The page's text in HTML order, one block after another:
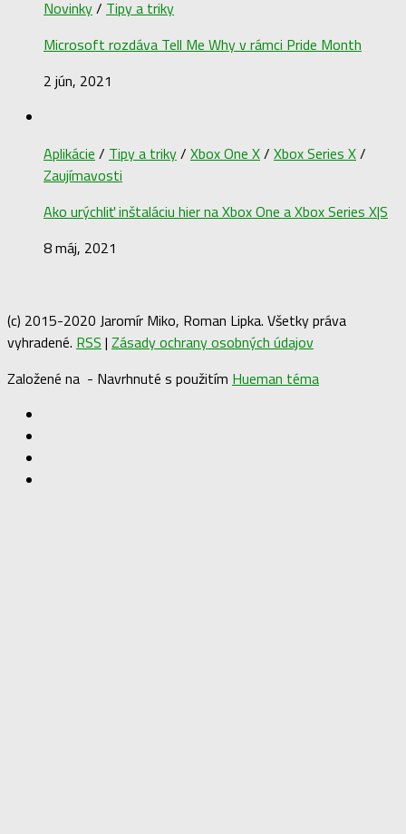
Novinky/ Tipy a triky
Microsoft rozdáva Tell Me Why v rámci Pride Month
2 jún, 2021
Aplikácie / Tipy a triky/ Xbox One X/ Xbox Series X/
Zaujímavosti
Ako urýchliť inštaláciu hier na Xbox One a Xbox Series X|S
8 máj, 2021
(c) 2015-2020 Jaromír Miko, Roman Lipka. Všetky práva
vyhradené. RSS | Zásady ochrany osobných údajov
Založené na - Navrhnuté s použitím Hueman téma